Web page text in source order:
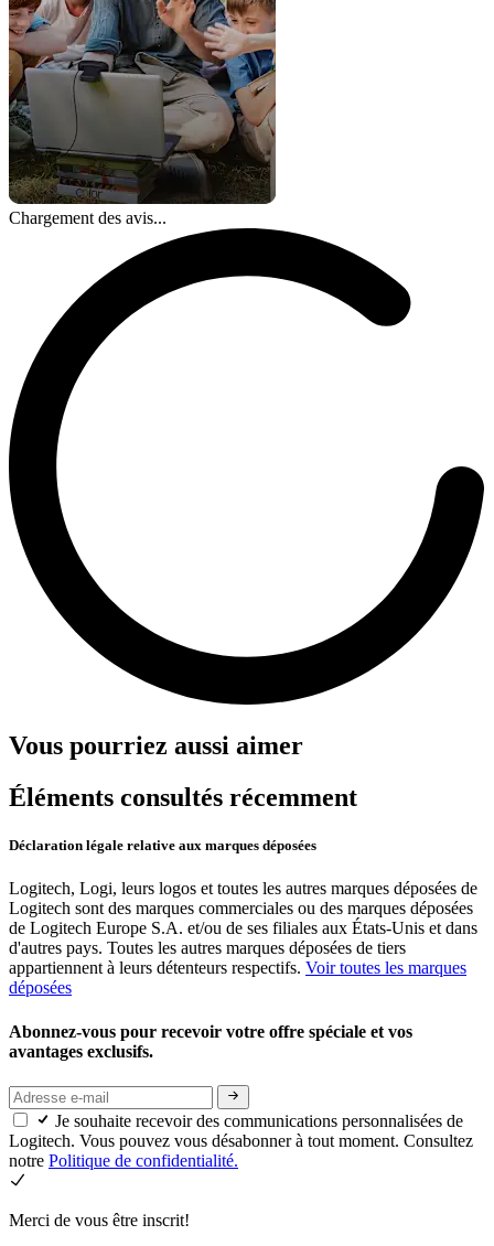
Chargement des avis...
Vous pourriez aussi aimer
Éléments consultés récemment
Déclaration légale relative aux marques déposées
Logitech, Logi, leurs logos et toutes les autres marques déposées de
Logitech sont des marques commerciales ou des marques déposées
de Logitech Europe S.A. et/ou de ses filiales aux États-Unis et dans
d'autres pays. Toutes les autres marques déposées de tiers
appartiennent à leurs détenteurs respectifs. Voir toutes les marques
déposées
Abonnez-vous pour recevoir votre offre spéciale et vos
avantages exclusifs.
Je souhaite recevoir des communications personnalisées de
Logitech. Vous pouvez vous désabonner à tout moment. Consultez
notre Politique de confidentialité.
Merci de vous être inscrit!